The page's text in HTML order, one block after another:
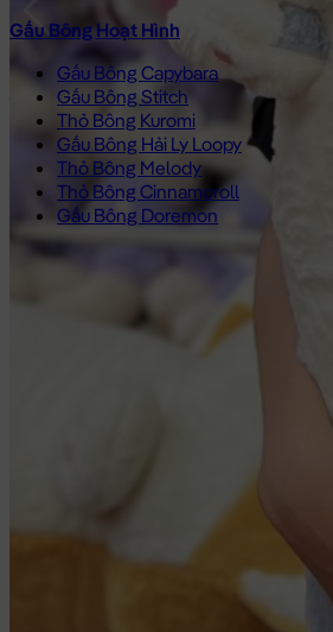
Gấu Bông Hoạt Hình
Gấu Bông Capybara
Gấu Bông Stitch
Thỏ Bông Kuromi
Gấu Bông Hải Ly Loopy
Thỏ Bông Melody
Thỏ Bông Cinnamoroll
Gấu Bông Doremon